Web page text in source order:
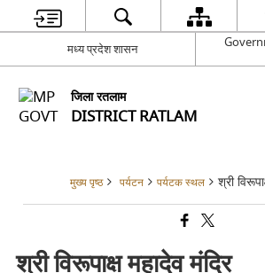
मध्य प्रदेश शासन
जिला रतलाम
DISTRICT RATLAM
मुख्य पृष्ठ पर्यटन पर्यटक स्थल श्री
श्री विरूपाक्ष महादेव मंदिर